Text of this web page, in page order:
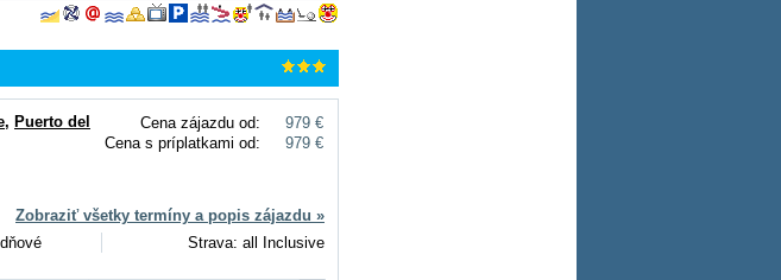
Cena zájazdu od:
979 €
Cena s príplatkami od:
979 €
, Puerto del
Zobraziť všetky termíny a popis zájazdu »
Strava: all Inclusive